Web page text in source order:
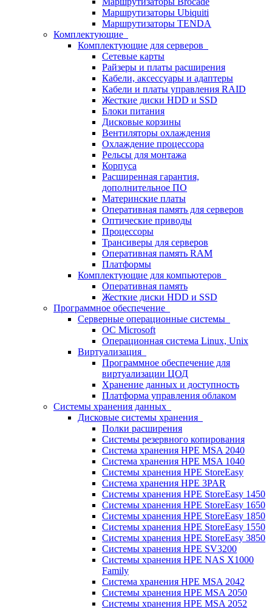
Маршрутизаторы Ubiquiti
Маршрутизаторы TENDA
Комплектующие
Комплектующие для серверов
Сетевые карты
Райзеры и платы расширения
Кабели, аксессуары и адаптеры
Кабели и платы управления RAID
Жесткие диски HDD и SSD
Блоки питания
Дисковые корзины
Вентиляторы охлаждения
Охлаждение процессора
Рельсы для монтажа
Корпуса
Расширенная гарантия,
дополнительное ПО
Материнские платы
Оперативная память для серверов
Оптические приводы
Процессоры
Трансиверы для серверов
Оперативная память RAM
Платформы
Комплектующие для компьютеров
Оперативная память
Жесткие диски HDD и SSD
Программное обеспечение
Серверные операционные системы
ОС Microsoft
Операционная система Linux, Unix
Виртуализация
Программное обеспечение для
виртуализации ЦОД
Хранение данных и доступность
Платформа управления облаком
Системы хранения данных
Дисковые системы хранения
Полки расширения
Системы резервного копирования
Система хранения HPE MSA 2040
Система хранения HPE MSA 1040
Системы хранения HPE StoreEasy
Система хранения HPE 3PAR
Системы хранения HPE StoreEasy 1450
Системы хранения HPE StoreEasy 1650
Системы хранения HPE StoreEasy 1850
Системы хранения HPE StoreEasy 1550
Системы хранения HPE StoreEasy 3850
Системы хранения HPE SV3200
Системы хранения HPE NAS X1000
Family
Система хранения HPE MSA 2042
Системы хранения HPE MSA 2050
Системы хранения HPE MSA 2052